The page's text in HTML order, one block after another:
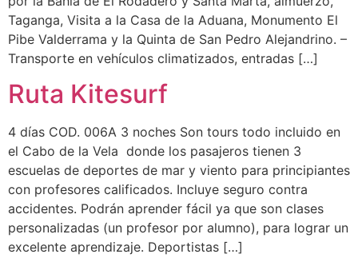
Taganga, Visita a la Casa de la Aduana, Monumento El
Pibe Valderrama y la Quinta de San Pedro Alejandrino. –
Transporte en vehículos climatizados, entradas […]
Ruta Kitesurf
4 días COD. 006A 3 noches Son tours todo incluido en
el Cabo de la Vela donde los pasajeros tienen 3
escuelas de deportes de mar y viento para principiantes
con profesores calificados. Incluye seguro contra
accidentes. Podrán aprender fácil ya que son clases
personalizadas (un profesor por alumno), para lograr un
excelente aprendizaje. Deportistas […]